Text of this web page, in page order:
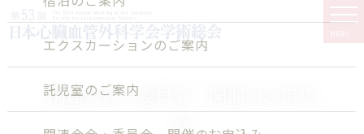
エクスカーションのご案内
託児室のご案内
関連会合・委員会 開催のお申込
み